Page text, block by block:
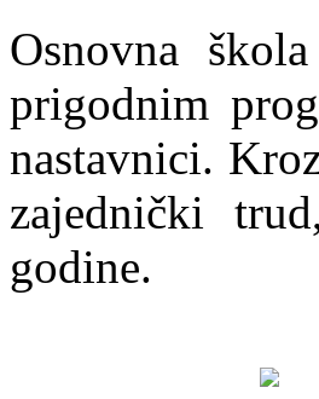
Osnovna
prigodnim
nastavnici.
zajednički
godine.